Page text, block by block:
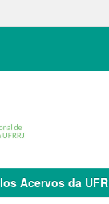
Acervos da